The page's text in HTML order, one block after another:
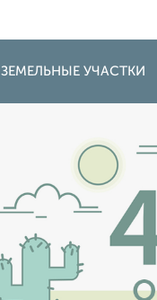
ЗЕМЕЛЬНЫЕ УЧАСТКИ